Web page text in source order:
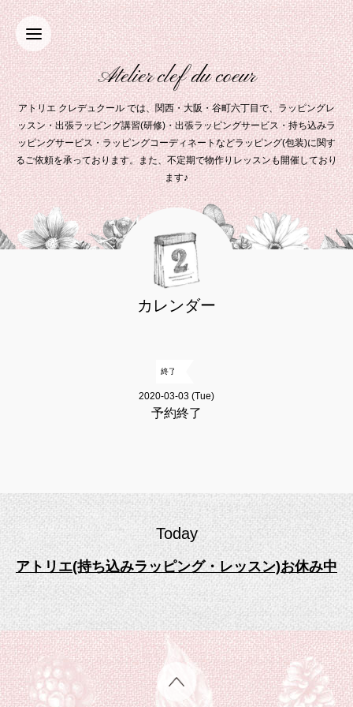
Atelier clef du coeur
アトリエ クレデュクール では、関西・大阪・谷町六丁目で、ラッピングレ
ッスン・出張ラッピング講習(研修)・出張ラッピングサービス・持ち込みラ
ッピングサービス・ラッピングコーディネートなどラッピング(包装)に関す
るご依頼を承っております。また、不定期で物作りレッスンも開催しており
ます♪
カレンダー
終了
2020-03-03 (Tue)
予約終了
Today
アトリエ(持ち込みラッピング・レッスン)お休み中